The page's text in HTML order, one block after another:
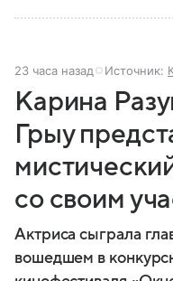
23 часа назад Источник:
Карина
Грыу
со своим
Актриса сыграла
вошедшем в